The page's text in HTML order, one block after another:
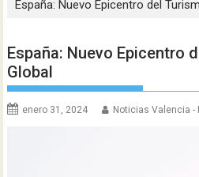
España: Nuevo Epicentro del
España: Nuevo Epicentro
Global
enero 31, 2024 Noticias Valencia -